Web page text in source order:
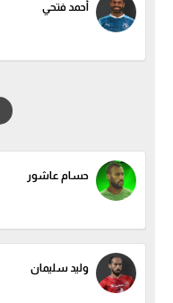
سعودي في الجول
الدوري الإنجليزي
القسم الثاني
رياضات أخرى
كرة السلة الأمريكية
أحمد فتحي
حسام عاشور
وليد سليمان